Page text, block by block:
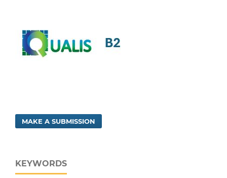
MAKE A SUBMISSION
KEYWORDS